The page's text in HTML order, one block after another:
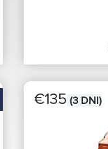
€135 (3 DNI)